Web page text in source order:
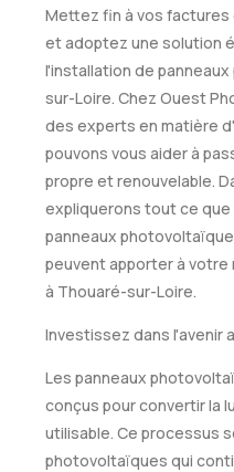
Mettez fin à vos
et adoptez une solution
l'installation de
sur-Loire. Chez Ouest
des experts en matière
pouvons vous aider à
propre et renouvelable.
expliquerons tout ce
panneaux
peuvent apporter à
à Thouaré-sur-Loire.
Investissez dans l'avenir
Les panneaux
conçus pour convertir la
utilisable. Ce processus
photovoltaïques qui